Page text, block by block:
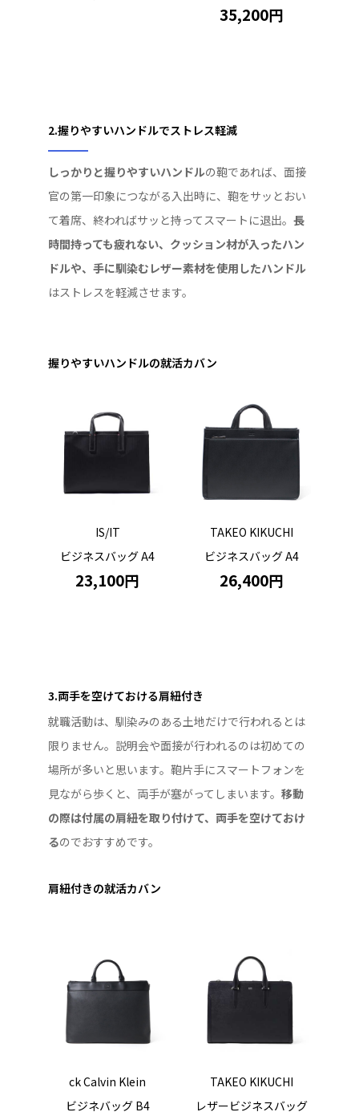
35,200円
2.握りやすいハンドルでストレス軽減
しっかりと握りやすいハンドルの鞄であれば、面接
官の第一印象につながる入出時に、鞄をサッとおい
て着席、終わればサッと持ってスマートに退出。 長
時間持っても疲れない、クッション材が入ったハン
ドルや、手に馴染むレザー素材を使用したハンドル
はストレスを軽減させます。
握りやすいハンドルの就活カバン
IS/IT
ビジネスバッグ A4
23,100円
TAKEO KIKUCHI
ビジネスバッグ A4
26,400円
3.両手を空けておける肩紐付き
就職活動は、馴染みのある土地だけで行われるとは
限りません。説明会や面接が行われるのは初めての
場所が多いと思います。鞄片手にスマートフォンを
見ながら歩くと、両手が塞がってしまいます。 移動
の際は付属の肩紐を取り付けて、両手を空けておけ
るのでおすすめです。
肩紐付きの就活カバン
ck Calvin Klein
ビジネバッグ B4
TAKEO KIKUCHI
レザービジネスバッグ